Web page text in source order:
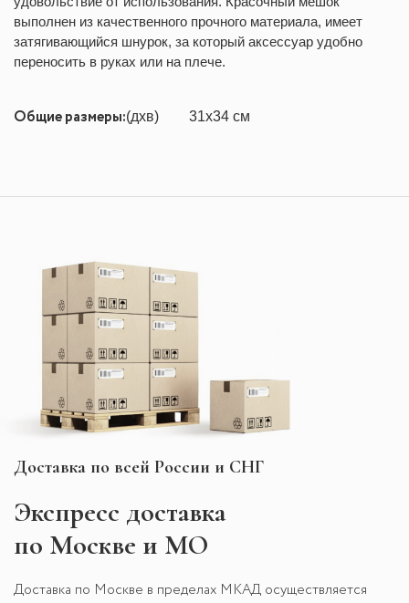
выполнен из качественного прочного материала, имеет
затягивающийся шнурок, за который аксессуар удобно
переносить в руках или на плече.
Общие размеры:(дxв) 31x34 см
Доставка по всей России и СНГ
Экспресс доставка
по Москве и МО
Доставка по Москве в пределах МКАД осуществляется